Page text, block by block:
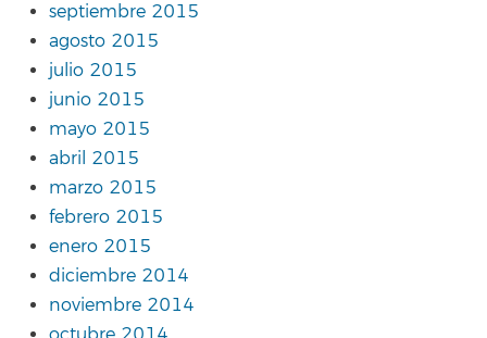
septiembre 2015
agosto 2015
julio 2015
junio 2015
mayo 2015
abril 2015
marzo 2015
febrero 2015
enero 2015
diciembre 2014
noviembre 2014